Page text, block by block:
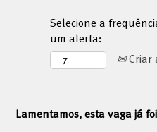
Selecione a
um alerta:
Criar
Lamentamos, esta vaga já